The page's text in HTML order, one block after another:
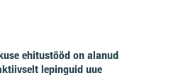
ehitustööd on alanud
lepinguid uue